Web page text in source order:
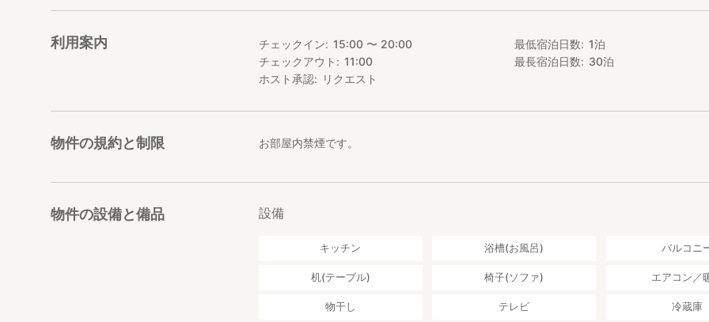
利用案内 チェックイン
15:00 〜 20:00
チェックアウト
11:00
ホスト承認
リクエスト
最低宿泊日数 1泊
最長宿泊日数
30泊
物件の規約と制限 お部屋内禁煙です。
物件の設備と備品 設備
キッチン 浴槽(お風呂) バルコニ
机(テーブル) 椅子(ソファ) エアコン／
物干し テレビ 冷蔵庫